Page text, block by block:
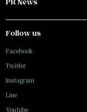
PR News
Follow us
Facebook
Twitter
Instagram
Line
Youtube